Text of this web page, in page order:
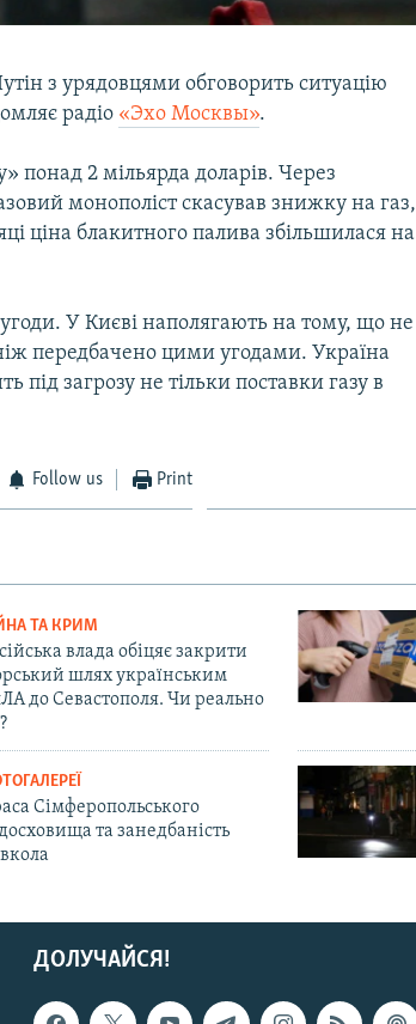
з урядовцями обговорить ситуацію
радіо «Эхо Москвы».
понад 2 мільярда доларів. Через
монополіст скасував знижку на газ,
ціна блакитного палива збільшилася на
угоди. У Києві наполягають на тому, що не
передбачено цими угодами. Україна
під загрозу не тільки поставки газу в
Follow us Print
ТА КРИМ
влада обіцяє закрити
шлях українським
до Севастополя. Чи реально
Сімферопольського
та занедбаність
ДОЛУЧАЙСЯ!